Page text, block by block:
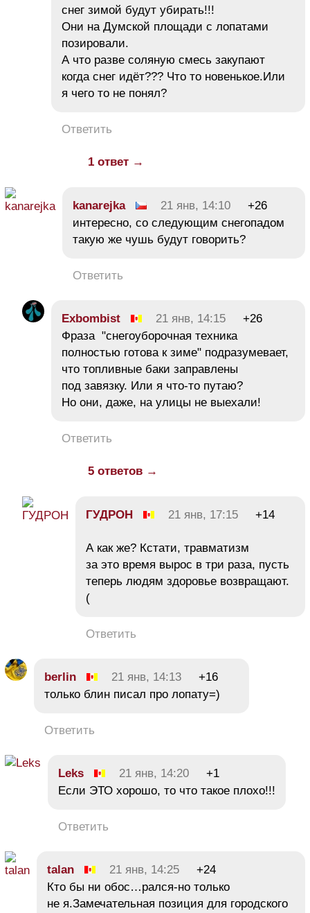
снег зимой будут убирать!!!
Они на Думской площади с лопатами
позировали.
А что разве соляную смесь закупают
когда снег идёт??? Что то новенькое.Или
я чего то не понял?
Ответить
1 ответ →
kanarejka 21 янв, 14:10
+26
интересно, со следующим снегопадом
такую же чушь будут говорить?
Ответить
Exbombist 21 янв, 14:15
+26
Фраза "снегоуборочная техника
полностью готова к зиме" подразумевает,
что топливные баки заправлены
под завязку. Или я что-то путаю?
Но они, даже, на улицы не выехали!
Ответить
5 ответов →
ГУДРОН 21 янв, 17:15 +14
А как же? Кстати, травматизм
за это время вырос в три раза, пусть
теперь людям здоровье возвращают.
(
Ответить
berlin 21 янв, 14:13
+16
только блин писал про лопату=)
Ответить
Leks 21 янв, 14:20
+1
Если ЭТО хорошо, то что такое плохо!!!
Ответить
talan 21 янв, 14:25
+24
Кто бы ни обос…рался-но только
не я.Замечательная позиция для городского